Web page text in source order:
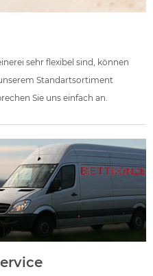
sehr flexibel sind, können
Standartsortiment
Sie uns einfach an.